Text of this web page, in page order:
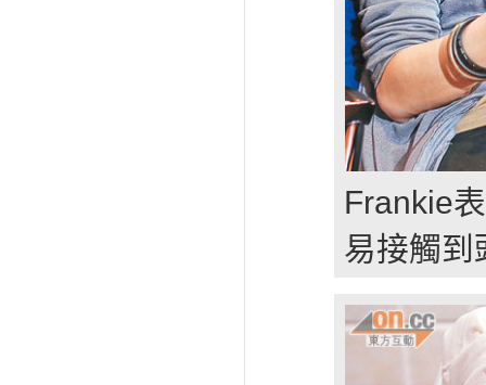
Frankie
易接觸到